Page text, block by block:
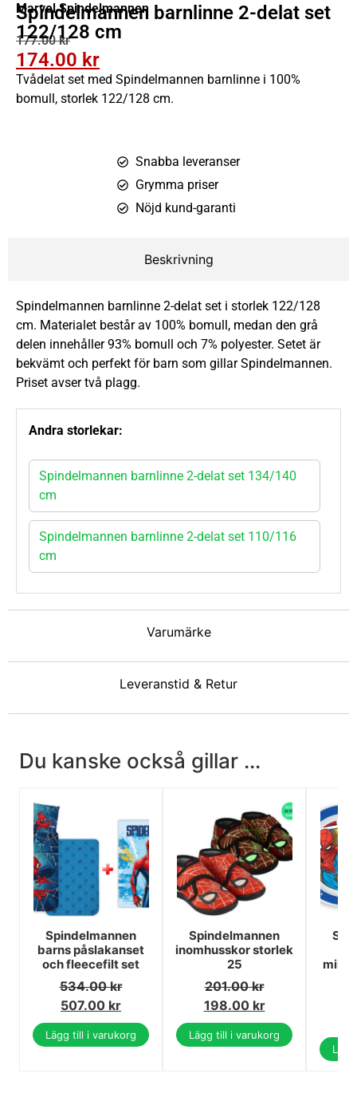
Marvel Spindelmannen
Spindelmannen barnlinne 2-delat set
122/128 cm
177.00kr
174.00 kr
Tvådelat set med Spindelmannen barnlinne i 100%
bomull, storlek 122/128 cm.
Snabba leveranser
Grymma priser
Nöjd kund-garanti
Beskrivning
Varumärke
Leveranstid & Retur
Spindelmannen barnlinne 2-delat set i storlek 122/128
cm. Materialet består av 100% bomull, medan den grå
delen innehåller 93% bomull och 7% polyester. Setet är
bekvämt och perfekt för barn som gillar Spindelmannen.
Priset avser två plagg.
Andra storlekar:
Spindelmannen barnlinne 2-delat set 134/140
cm
Spindelmannen barnlinne 2-delat set 110/116
cm
Du kanske också gillar ...
Spindelmannen
barns påslakanset
och fleecefilt set
534.00kr
507.00 kr
Lägg till i varukorg
Spindelmannen
inomhusskor storlek
25
201.00kr
198.00 kr
Lägg till i varukorg